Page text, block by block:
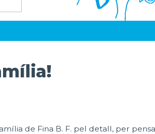
de Fina B. F. pel detall, per